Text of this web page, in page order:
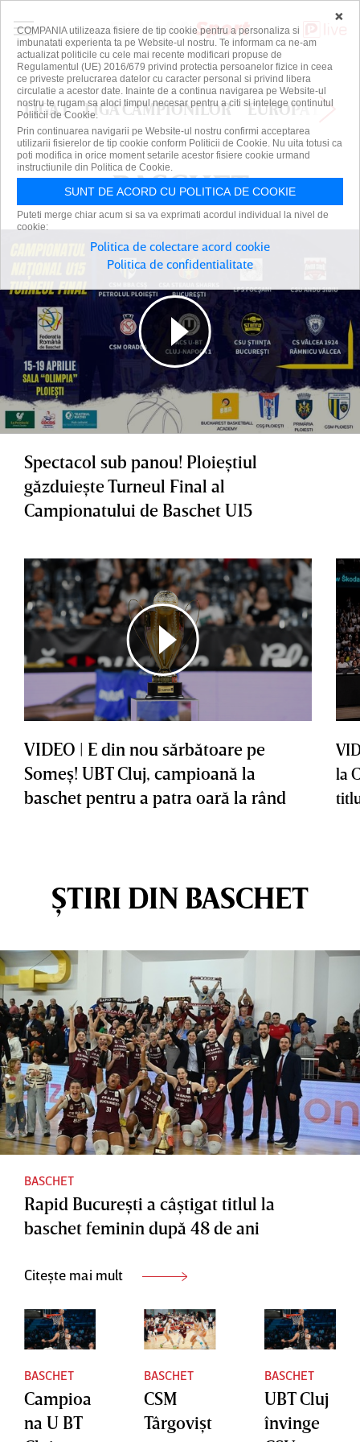
LIGA 1 LIGA CAMPIONILOR EUROPA
BASCHET
BASCHET
Spectacol sub panou! Ploieştiul
găzduieşte Turneul Final al
Campionatului de Baschet U15
VIDEO | E din nou sărbătoare pe
Someş! UBT Cluj, campioană la
baschet pentru a patra oară la rând
la
ȘTIRI DIN BASCHET
BASCHET
Rapid Bucureşti a câştigat titlul la
baschet feminin după 48 de ani
Citește mai mult
BASCHET
Campioa
na U BT
BASCHET
CSM
Târgovişt
BASCHET
UBT Cluj
învinge
×
COMPANIA utilizeaza fisiere de tip cookie pentru a personaliza si
imbunatati experienta ta pe Website-ul nostru. Te informam ca ne-am
actualizat politicile cu cele mai recente modificari propuse de
Regulamentul (UE) 2016/679 privind protectia persoanelor fizice in ceea
ce priveste prelucrarea datelor cu caracter personal si privind libera
circulatie a acestor date. Inainte de a continua navigarea pe Website-ul
nostru te rugam sa aloci timpul necesar pentru a citi si intelege continutul
Politicii de Cookie.
Prin continuarea navigarii pe Website-ul nostru confirmi acceptarea
utilizarii fisierelor de tip cookie conform Politicii de Cookie. Nu uita totusi ca
poti modifica in orice moment setarile acestor fisiere cookie urmand
instructiunile din Politica de Cookie.
SUNT DE ACORD CU POLITICA DE COOKIE
Puteti merge chiar acum si sa va exprimati acordul individual la nivel de
cookie:
Politica de colectare acord cookie
Politica de confidentialitate